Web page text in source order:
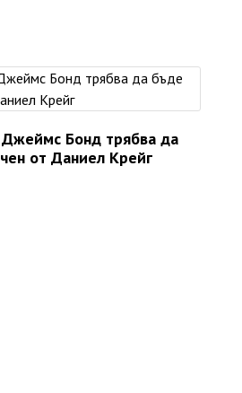
Бонд трябва да
от Даниел Крейг